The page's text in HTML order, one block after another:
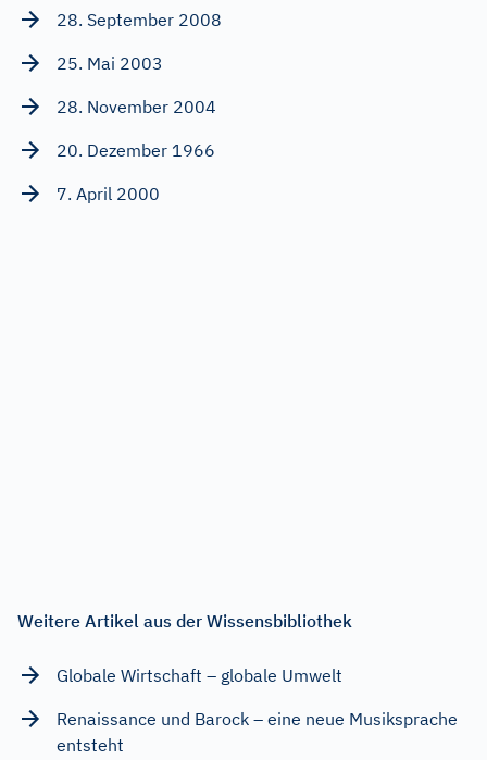
28. September 2008
25. Mai 2003
28. November 2004
20. Dezember 1966
7. April 2000
Weitere Artikel aus der Wissensbibliothek
Globale Wirtschaft – globale Umwelt
Renaissance und Barock – eine neue Musiksprache
entsteht